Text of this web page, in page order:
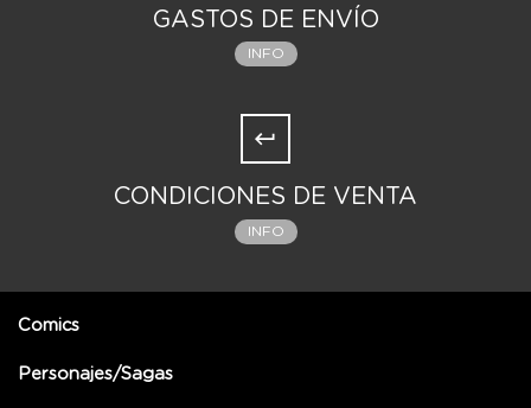
GASTOS DE ENVÍO
INFO
CONDICIONES DE VENTA
INFO
Comics
Personajes/Sagas